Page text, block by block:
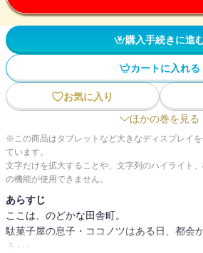
購入手続きに進
カートに入れる
お気に入り
ほかの巻を見る
※この商品はタブレットなど大きなディスプレイ
ています。
文字だけを拡大することや、文字列のハイライト
の機能が使用できません。
あらすじ
ここは、のどかな田舎町。
駄菓子屋の息子・ココノツはある日、都会
う･･･